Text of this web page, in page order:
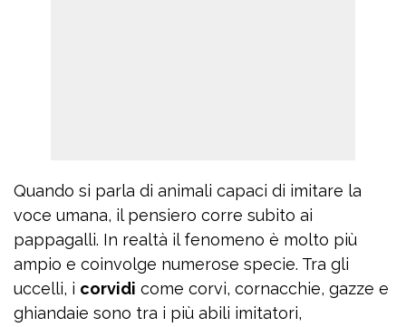
Quando si parla di animali capaci di imitare la
voce umana, il pensiero corre subito ai
pappagalli. In realtà il fenomeno è molto più
ampio e coinvolge numerose specie. Tra gli
uccelli, i corvidi come corvi, cornacchie, gazze e
ghiandaie sono tra i più abili imitatori,